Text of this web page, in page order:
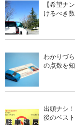
【希望ナ
けるべき
わかりづ
の点数を
出頭ナシ
後のベス